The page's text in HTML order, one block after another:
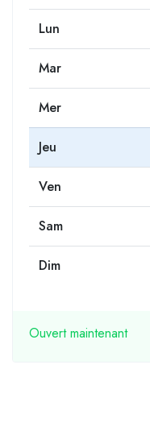
Lun
Mar
Mer
Jeu
Ven
Sam
Dim
Ouvert maintenant